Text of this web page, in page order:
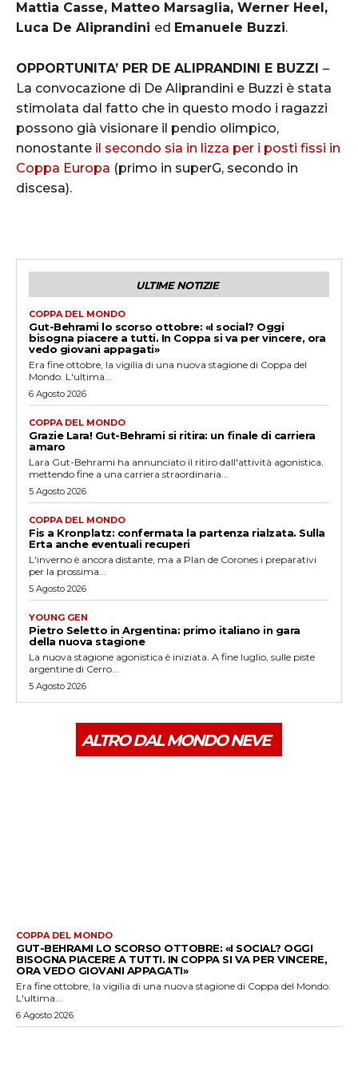
Mattia Casse, Matteo Marsaglia, Werner Heel,
Luca De Aliprandini ed Emanuele Buzzi.
OPPORTUNITA’ PER DE ALIPRANDINI E BUZZI –
La convocazione di De Aliprandini e Buzzi è stata
stimolata dal fatto che in questo modo i ragazzi
possono già visionare il pendio olimpico,
nonostante il secondo sia in lizza per i posti fissi in
Coppa Europa (primo in superG, secondo in
discesa).
ULTIME NOTIZIE
COPPA DEL MONDO
Gut-Behrami lo scorso ottobre: «I social? Oggi
bisogna piacere a tutti. In Coppa si va per vincere, ora
vedo giovani appagati»
Era fine ottobre, la vigilia di una nuova stagione di Coppa del
Mondo. L'ultima...
6 Agosto 2026
COPPA DEL MONDO
Grazie Lara! Gut-Behrami si ritira: un finale di carriera
amaro
Lara Gut-Behrami ha annunciato il ritiro dall'attività agonistica,
mettendo fine a una carriera straordinaria...
5 Agosto 2026
COPPA DEL MONDO
Fis a Kronplatz: confermata la partenza rialzata. Sulla
Erta anche eventuali recuperi
L'inverno è ancora distante, ma a Plan de Corones i preparativi
per la prossima...
5 Agosto 2026
YOUNG GEN
Pietro Seletto in Argentina: primo italiano in gara
della nuova stagione
La nuova stagione agonistica è iniziata. A fine luglio, sulle piste
argentine di Cerro...
5 Agosto 2026
ALTRO DAL MONDO NEVE
COPPA DEL MONDO
GUT-BEHRAMI LO SCORSO OTTOBRE: «I SOCIAL? OGGI
BISOGNA PIACERE A TUTTI. IN COPPA SI VA PER VINCERE,
ORA VEDO GIOVANI APPAGATI»
Era fine ottobre, la vigilia di una nuova stagione di Coppa del Mondo.
L'ultima...
6 Agosto 2026